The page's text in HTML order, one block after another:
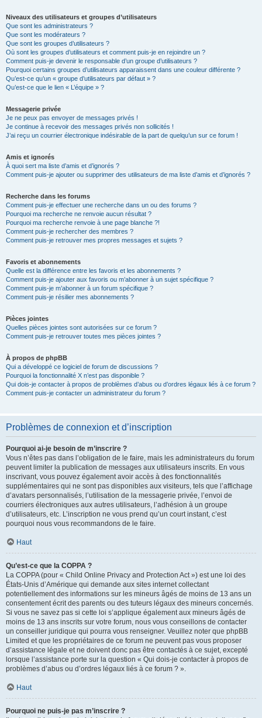
Niveaux des utilisateurs et groupes d’utilisateurs
Que sont les administrateurs ?
Que sont les modérateurs ?
Que sont les groupes d’utilisateurs ?
Où sont les groupes d’utilisateurs et comment puis-je en rejoindre un ?
Comment puis-je devenir le responsable d’un groupe d’utilisateurs ?
Pourquoi certains groupes d’utilisateurs apparaissent dans une couleur différente ?
Qu’est-ce qu’un « groupe d’utilisateurs par défaut » ?
Qu’est-ce que le lien « L’équipe » ?
Messagerie privée
Je ne peux pas envoyer de messages privés !
Je continue à recevoir des messages privés non sollicités !
J’ai reçu un courrier électronique indésirable de la part de quelqu’un sur ce forum !
Amis et ignorés
À quoi sert ma liste d’amis et d’ignorés ?
Comment puis-je ajouter ou supprimer des utilisateurs de ma liste d’amis et d’ignorés ?
Recherche dans les forums
Comment puis-je effectuer une recherche dans un ou des forums ?
Pourquoi ma recherche ne renvoie aucun résultat ?
Pourquoi ma recherche renvoie à une page blanche ?!
Comment puis-je rechercher des membres ?
Comment puis-je retrouver mes propres messages et sujets ?
Favoris et abonnements
Quelle est la différence entre les favoris et les abonnements ?
Comment puis-je ajouter aux favoris ou m’abonner à un sujet spécifique ?
Comment puis-je m’abonner à un forum spécifique ?
Comment puis-je résilier mes abonnements ?
Pièces jointes
Quelles pièces jointes sont autorisées sur ce forum ?
Comment puis-je retrouver toutes mes pièces jointes ?
À propos de phpBB
Qui a développé ce logiciel de forum de discussions ?
Pourquoi la fonctionnalité X n’est pas disponible ?
Qui dois-je contacter à propos de problèmes d’abus ou d’ordres légaux liés à ce forum ?
Comment puis-je contacter un administrateur du forum ?
Problèmes de connexion et d’inscription
Pourquoi ai-je besoin de m’inscrire ?
Vous n’êtes pas dans l’obligation de le faire, mais les administrateurs du forum
peuvent limiter la publication de messages aux utilisateurs inscrits. En vous
inscrivant, vous pouvez également avoir accès à des fonctionnalités
supplémentaires qui ne sont pas disponibles aux visiteurs, tels que l’affichage
d’avatars personnalisés, l’utilisation de la messagerie privée, l’envoi de
courriers électroniques aux autres utilisateurs, l’adhésion à un groupe
d’utilisateurs, etc. L’inscription ne vous prend qu’un court instant, c’est
pourquoi nous vous recommandons de le faire.
Haut
Qu’est-ce que la COPPA ?
La COPPA (pour « Child Online Privacy and Protection Act ») est une loi des
États-Unis d’Amérique qui demande aux sites internet collectant
potentiellement des informations sur les mineurs âgés de moins de 13 ans un
consentement écrit des parents ou des tuteurs légaux des mineurs concernés.
Si vous ne savez pas si cette loi s’applique également aux mineurs âgés de
moins de 13 ans inscrits sur votre forum, nous vous conseillons de contacter
un conseiller juridique qui pourra vous renseigner. Veuillez noter que phpBB
Limited et que les propriétaires de ce forum ne peuvent pas vous proposer
d’assistance légale et ne doivent donc pas être contactés à ce sujet, excepté
lorsque l’assistance porte sur la question « Qui dois-je contacter à propos de
problèmes d’abus ou d’ordres légaux liés à ce forum ? ».
Haut
Pourquoi ne puis-je pas m’inscrire ?